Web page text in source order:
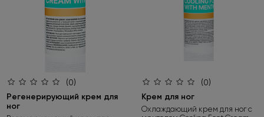
(0)
Регенерирующий крем для
ног
(0)
Крем для ног
Охлаждающий крем для ног с